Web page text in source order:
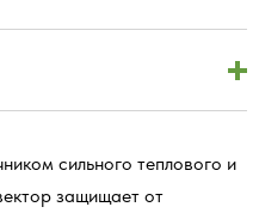
сильного теплового и
защищает от